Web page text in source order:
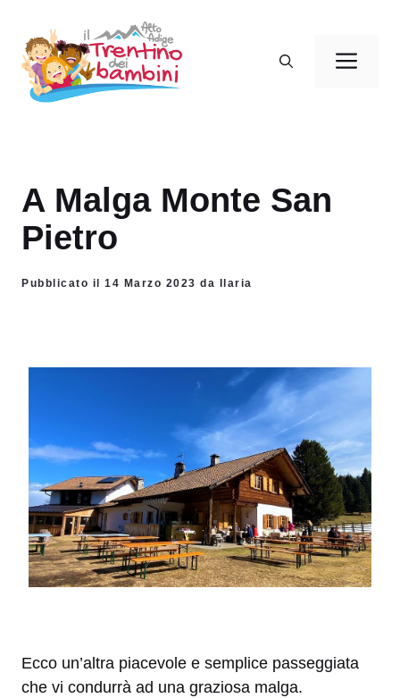
contenuto
A Malga Monte San
Pietro
Pubblicato il 14 Marzo 2023 da Ilaria
Ecco un’altra piacevole e semplice passeggiata
che vi condurrà ad una graziosa malga.